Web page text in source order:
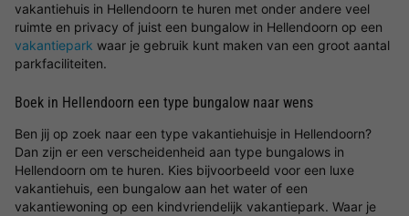
vakantiehuis in Hellendoorn te huren met onder andere veel
ruimte en privacy of juist een bungalow in Hellendoorn op een
vakantiepark waar je gebruik kunt maken van een groot aantal
parkfaciliteiten.
Boek in Hellendoorn een type bungalow naar wens
Ben jij op zoek naar een type vakantiehuisje in Hellendoorn?
Dan zijn er een verscheidenheid aan type bungalows in
Hellendoorn om te huren. Kies bijvoorbeeld voor een luxe
vakantiehuis, een bungalow aan het water of een
vakantiewoning op een kindvriendelijk vakantiepark. Waar je